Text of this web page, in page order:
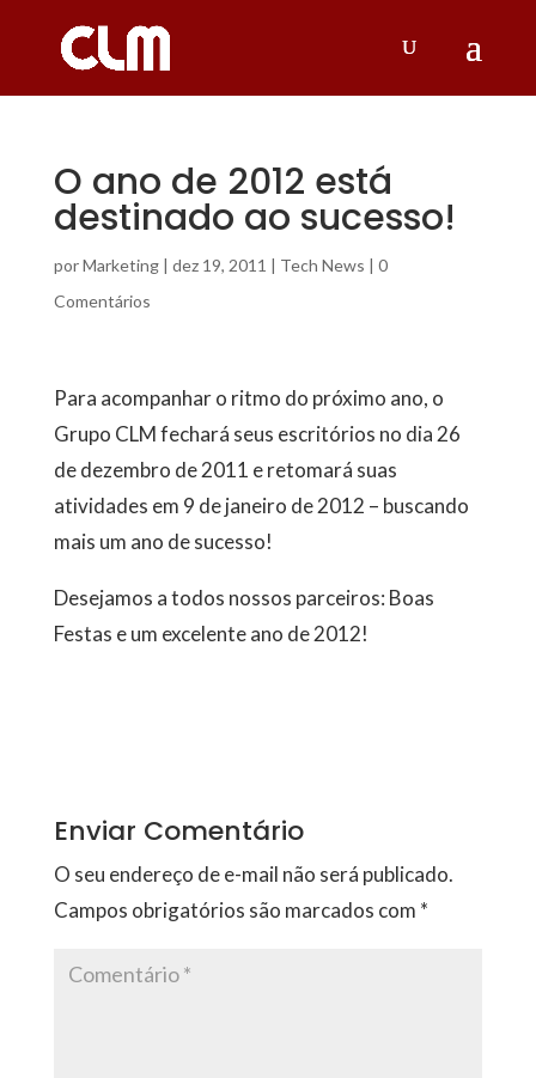
O ano de 2012 está
destinado ao sucesso!
porMarketing| dez 19, 2011 | Tech News | 0
Comentários
Para acompanhar o ritmo do próximo ano, o
Grupo CLM fechará seus escritórios no dia 26
de dezembro de 2011 e retomará suas
atividades em 9 de janeiro de 2012 – buscando
mais um ano de sucesso!
Desejamos a todos nossos parceiros: Boas
Festas e um excelente ano de 2012!
Enviar Comentário
O seu endereço de e-mail não será publicado.
Campos obrigatórios são marcados com *